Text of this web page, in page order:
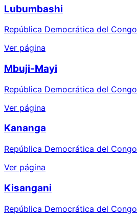
Lubumbashi
República Democrática del Congo
Ver página
Mbuji-Mayi
República Democrática del Congo
Ver página
Kananga
República Democrática del Congo
Ver página
Kisangani
República Democrática del Congo